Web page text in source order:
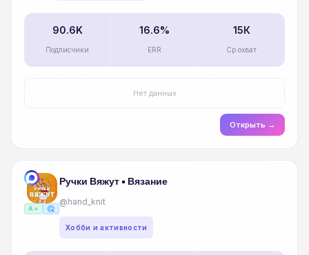
90.6K
Подписчики
16.6%
ERR
15К
Ср.охват
Нет данных
Открыть →
A+ ads_click
Ручки Вяжут • Вязание
@hand_knit
Хобби и активности